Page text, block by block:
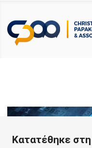
Κατατέθηκε
ΥΠΗΡΕΣΙΕΣ
ΛΟΓΙΣΤΙΚΕΣ
ΕΚΠΑΙΔΕΥΤΙΚΕΣ
ΕΠΙΚΑΙΡΟΤΗΤΑ
ΑΡΘΡΑ
ΧΡΗΣΙΜΑ
ΑΙΤΗΣΕΙΣ & ΔΗΛΩΣΕΙΣ